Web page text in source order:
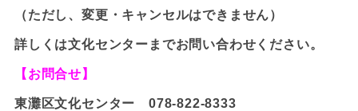
（ただし、変更・キャンセルはできません）
詳しくは文化センターまでお問い合わせください。
【お問合せ】
東灘区文化センター 078-822-8333